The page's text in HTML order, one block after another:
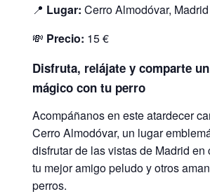
📍 Lugar: Cerro Almodóvar, Madrid
💸 Precio: 15 €
Disfruta, relájate y comparte
mágico con tu perro
Acompáñanos en este atardecer
Cerro Almodóvar, un lugar
disfrutar de las vistas de Madrid en
tu mejor amigo peludo y otros
perros.